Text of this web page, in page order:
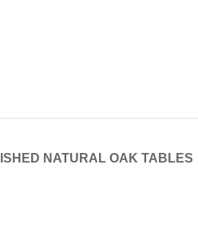
NATURAL OAK TABLES